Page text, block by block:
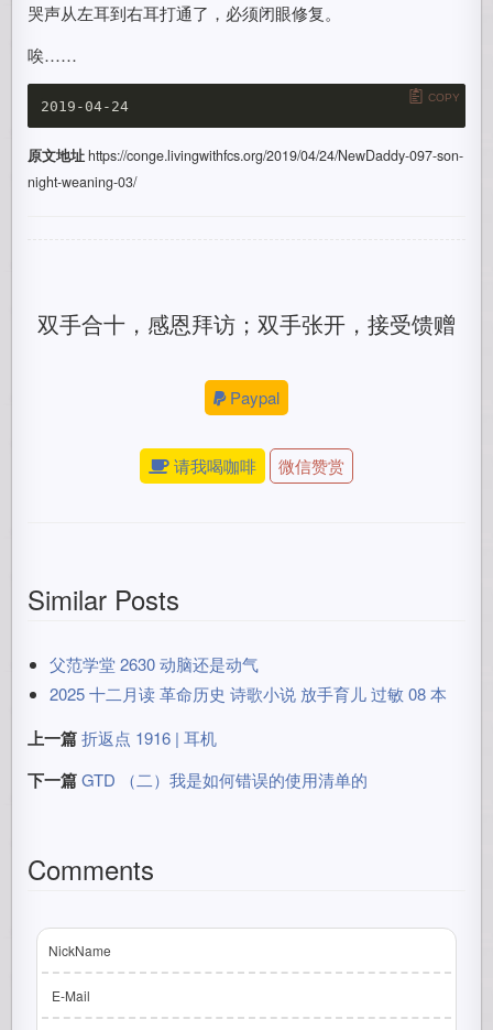
哭声从左耳到右耳打通了，必须闭眼修复。
唉……
COPY
原文地址https://conge.livingwithfcs.org/2019/04/24/NewDaddy-097-son-
night-weaning-03/
双手合十，感恩拜访；双手张开，接受馈赠
Paypal
请我喝咖啡 微信赞赏
Similar Posts
父范学堂 2630 动脑还是动气
2025 十二月读 革命历史 诗歌小说 放手育儿 过敏 08 本
上一篇 折返点 1916 | 耳机
下一篇 GTD （二）我是如何错误的使用清单的
Comments
NickName
E-Mail